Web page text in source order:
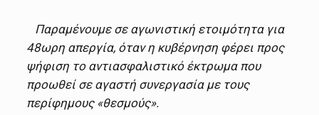
Παραμένουμε σε αγωνιστική ετοιμότητα για
48ωρη απεργία, όταν η κυβέρνηση φέρει προς
ψήφιση το αντιασφαλιστικό έκτρωμα που
προωθεί σε αγαστή συνεργασία με τους
περίφημους «θεσμούς».